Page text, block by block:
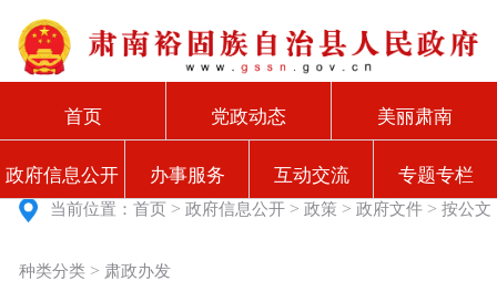
首页 党政动态 美丽肃南
政府信息公开 办事服务 互动交流 专题专栏
当前位置：首页 >政府信息公开 >政策 >政府文件 >按公文
种类分类 > 肃政办发